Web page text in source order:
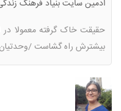
ادمین سایت بنیاد فرهنگ
حقیقت خاک گرفته معمولا
بیشترش راه گشاست /وحدتیان